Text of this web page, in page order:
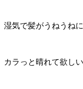
湿気で髪がうねうね
カラっと晴れて欲し